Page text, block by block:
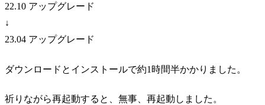
22.10 アップグレード
↓
23.04 アップグレード
ダウンロードとインストールで約1時間半かかりました。
祈りながら再起動すると、無事、再起動しました。